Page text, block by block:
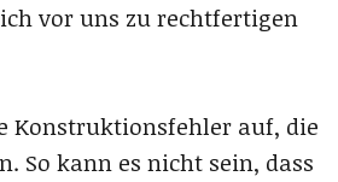
vor uns zu rechtfertigen
Konstruktionsfehler auf, die
So kann es nicht sein, dass